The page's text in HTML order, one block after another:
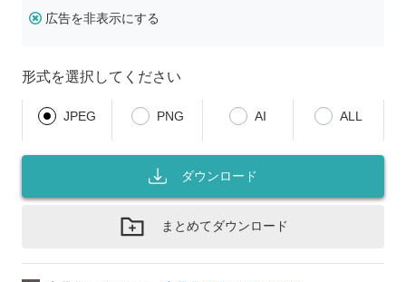
広告を非表示にする
形式を選択してください
JPEG PNG AI ALL
ダウンロード
まとめてダウンロード